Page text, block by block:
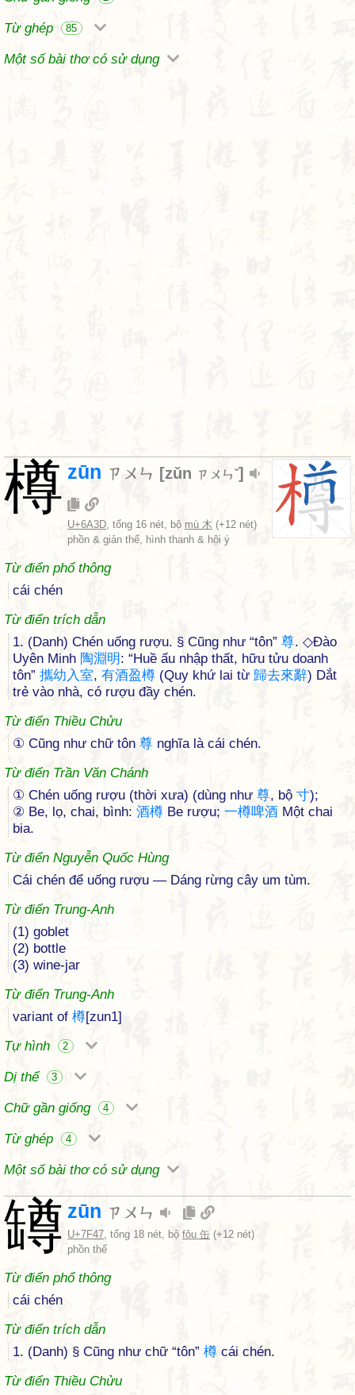
Từ ghép 85
Một số bài thơ có sử dụng
樽 zūn ㄗㄨㄣ [zǔn ㄗㄨㄣˇ]
U+6A3D, tổng 16 nét, bộ mù 木 (+12 nét)
phồn & giản thể, hình thanh & hội ý
Từ điển phổ thông
cái chén
Từ điển trích dẫn
1. (Danh) Chén uống rượu. § Cũng như “tôn” 尊. ◇Đào
Uyên Minh 陶淵明: “Huề ấu nhập thất, hữu tửu doanh
tôn” 攜幼入室, 有酒盈樽 (Quy khứ lai từ 歸去來辭) Dắt
trẻ vào nhà, có rượu đầy chén.
Từ điển Thiều Chửu
① Cũng như chữ tôn 尊 nghĩa là cái chén.
Từ điển Trần Văn Chánh
① Chén uống rượu (thời xưa) (dùng như 尊, bộ 寸);
② Be, lọ, chai, bình: 酒樽 Be rượu; 一樽啤酒 Một chai
bia.
Từ điển Nguyễn Quốc Hùng
Cái chén để uống rượu — Dáng rừng cây um tùm.
Từ điển Trung-Anh
(1) goblet
(2) bottle
(3) wine-jar
Từ điển Trung-Anh
variant of 樽[zun1]
Tự hình
2
Dị thể 3
Chữ gần giống 4
Từ ghép 4
Một số bài thơ có sử dụng
罇 zūn ㄗㄨㄣ
U+7F47, tổng 18 nét, bộ fǒu 缶 (+12 nét)
phồn thể
Từ điển phổ thông
cái chén
Từ điển trích dẫn
1. (Danh) § Cũng như chữ “tôn” 樽 cái chén.
Từ điển Thiều Chửu